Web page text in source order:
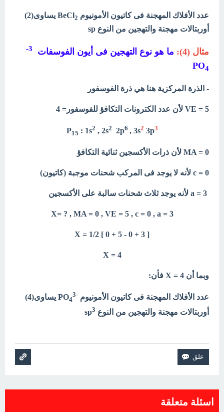
عدد الأفلاك المهجنة فى كاتيون الأمونيوم BeCl 2
يساوى(2)
أوربتالات مهجنة والتهجين من النوع sp
مثال (4): ما هو نوع التهجين فى أيون الفوسفات 3-
PO4
- الذرة المركزية هنا هي ذرة الفوسفور
VE = 5 لأن عدد الكترونات التكافؤ للفوسفور= 4
P15 : 1s2 , 2s2 2p6 , 3s2 3p3
MA = 0 لأن ذرات الأكسجين ثنائية التكافؤ
c = 0 لأنه لا يوجد فى المركب شحنات موجبة (كاتيون)
X= ? , MA = 0 , VE = 5 , c = 0 , a = 3
[ X = 1/2 [ 0 + 5 - 0 + 3
X = 4
وبما أن X = 4 فأن:
عدد الأفلاك المهجنة فى كاتيون الأمونيوم -
PO4
3
يساوى(4)
أوربتالات مهجنة والتهجين من النوع sp 3
اسئلة متعلقة